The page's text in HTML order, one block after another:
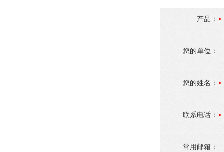
产品：
您的单位：
您的姓名：
联系电话：
常用邮箱：